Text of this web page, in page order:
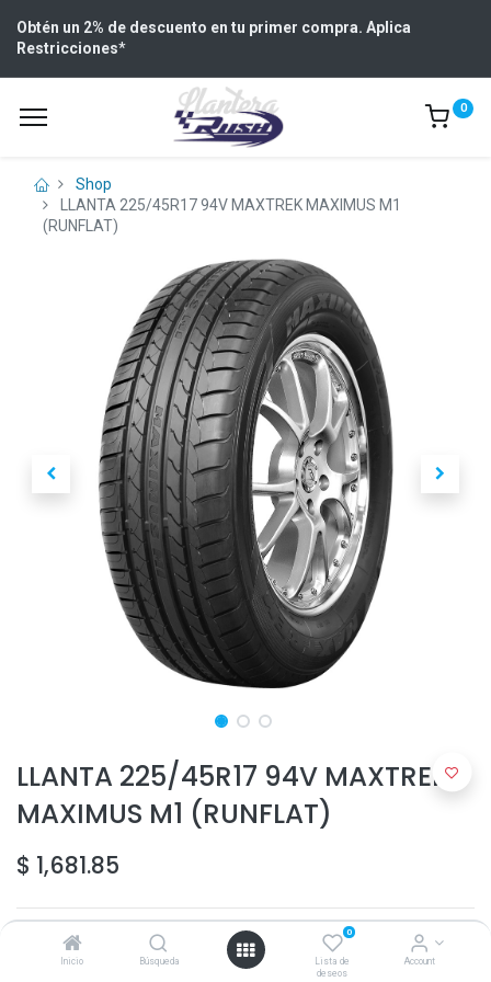
Inicio Búsqueda
0
Lista de
deseos
Account
Obtén un 2% de descuento en tu primer compra. Aplica
Restricciones*
0
Shop
LLANTA 225/45R17 94V MAXTREK MAXIMUS M1
(RUNFLAT)
LLANTA 225/45R17 94V MAXTREK
MAXIMUS M1 (RUNFLAT)
$ 1,681.85